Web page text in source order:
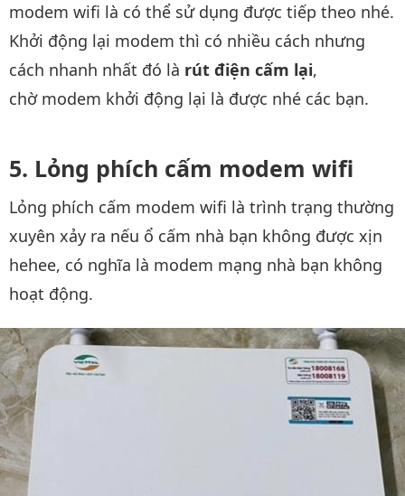
modem wifi là có thể sử dụng được tiếp theo nhé.
Khởi động lại modem thì có nhiều cách nhưng
cách nhanh nhất đó là rút điện cấm lại,
chờ modem khởi động lại là được nhé các bạn.
Lỏng phích cấm modem wifi
Lỏng phích cấm modem wifi là trình trạng thường
xuyên xảy ra nếu ổ cấm nhà bạn không được xịn
hehee, có nghĩa là modem mạng nhà bạn không
hoạt động.